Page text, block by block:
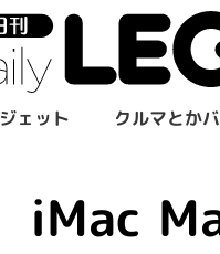
ェット クルマとか